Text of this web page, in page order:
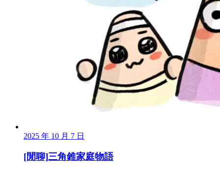
2025 年 10 月 7 日
[閒聊]三角錐家庭物語